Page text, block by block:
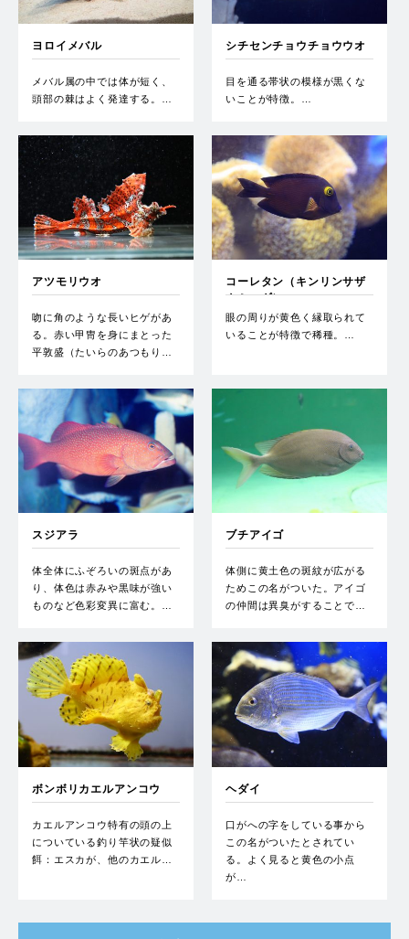
ヨロイメバル
メバル属の中では体が短く、
頭部の棘はよく発達する。…
シチセンチョウチョウウオ
目を通る帯状の模様が黒くな
いことが特徴。…
アツモリウオ
吻に角のような長いヒゲがあ
る。赤い甲冑を身にまとった
平敦盛（たいらのあつもり…
コーレタン（キンリンサザ
ナミハギ）
眼の周りが黄色く縁取られて
いることが特徴で稀種。…
スジアラ
体全体にふぞろいの斑点があ
り、体色は赤みや黒味が強い
ものなど色彩変異に富む。…
ブチアイゴ
体側に黄土色の斑紋が広がる
ためこの名がついた。アイゴ
の仲間は異臭がすることで…
ボンボリカエルアンコウ
カエルアンコウ特有の頭の上
についている釣り竿状の疑似
餌：エスカが、他のカエル…
ヘダイ
口がへの字をしている事から
この名がついたとされてい
る。よく見ると黄色の小点
が…